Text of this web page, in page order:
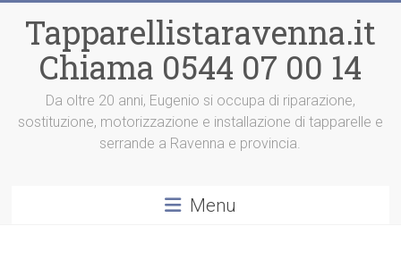
contenuto
Tapparellistaravenna.it
Chiama 0544 07 00 14
Da oltre 20 anni, Eugenio si occupa di riparazione,
sostituzione, motorizzazione e installazione di tapparelle e
serrande a Ravenna e provincia.
Menu